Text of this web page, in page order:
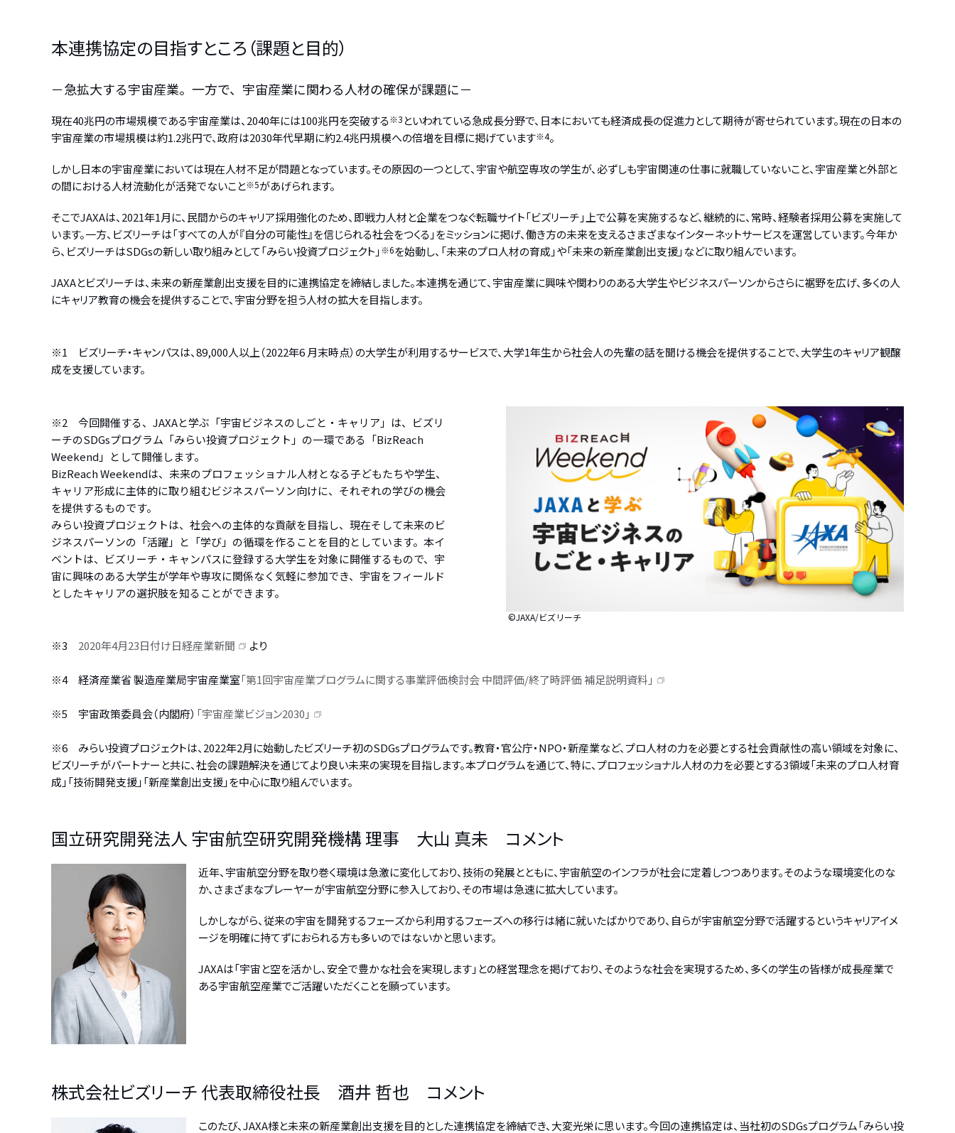
本連携協定の目指すところ（課題と目的）
－急拡大する宇宙産業。一方で、宇宙産業に関わる人材の確保が課題に－
現在40兆円の市場規模である宇宙産業は、2040年には100兆円を突破する※3 といわれている急成長分野で、日本においても経済成長の促進力として期待が寄せられています。現在の日本の
宇宙産業の市場規模は約1.2兆円で、政府は2030年代早期に約2.4兆円規模への倍増を目標に掲げています※4。
しかし日本の宇宙産業においては現在人材不足が問題となっています。その原因の一つとして、宇宙や航空専攻の学生が、必ずしも宇宙関連の仕事に就職していないこと、宇宙産業と外部と
の間における人材流動化が活発でないこと※5があげられます。
そこでJAXAは、2021年1月に、民間からのキャリア採用強化のため、即戦力人材と企業をつなぐ転職サイト「ビズリーチ」上で公募を実施するなど、継続的に、常時、経験者採用公募を実施して
います。一方、ビズリーチは「すべての人が『自分の可能性』を信じられる社会をつくる」をミッションに掲げ、働き方の未来を支えるさまざまなインターネットサービスを運営しています。今年か
ら、ビズリーチはSDGsの新しい取り組みとして「みらい投資プロジェクト」※6を始動し、「未来のプロ人材の育成」や「未来の新産業創出支援」などに取り組んでいます。
JAXAとビズリーチは、未来の新産業創出支援を目的に連携協定を締結しました。本連携を通じて、宇宙産業に興味や関わりのある大学生やビジネスパーソンからさらに裾野を広げ、多くの人
にキャリア教育の機会を提供することで、宇宙分野を担う人材の拡大を目指します。
※1 ビズリーチ・キャンパスは、89,000人以上（2022年6 月末時点）の大学生が利用するサービスで、大学1年生から社会人の先輩の話を聞ける機会を提供することで、大学生のキャリア観醸
成を支援しています。
※2 今回開催する、JAXAと学ぶ「宇宙ビジネスのしごと・キャリア」は、ビズリ
ーチのSDGsプログラム「みらい投資プロジェクト」の一環である「BizReach
Weekend」として開催します。
BizReach Weekendは、未来のプロフェッショナル人材となる子どもたちや学生、
キャリア形成に主体的に取り組むビジネスパーソン向けに、それぞれの学びの機会
を提供するものです。
みらい投資プロジェクトは、社会への主体的な貢献を目指し、現在そして未来のビ
ジネスパーソンの「活躍」と「学び」の循環を作ることを目的としています。本イ
ベントは、ビズリーチ・キャンパスに登録する大学生を対象に開催するもので、宇
宙に興味のある大学生が学年や専攻に関係なく気軽に参加でき、宇宙をフィールド
としたキャリアの選択肢を知ることができます。
©JAXA/ビズリーチ
※3 2020年4月23日付け日経産業新聞 より
※4 経済産業省 製造産業局宇宙産業室「第1回宇宙産業プログラムに関する事業評価検討会 中間評価/終了時評価 補足説明資料」
※5 宇宙政策委員会（内閣府） 「宇宙産業ビジョン2030」
※6 みらい投資プロジェクトは、2022年2月に始動したビズリーチ初のSDGsプログラムです。教育・官公庁・NPO・新産業など、プロ人材の力を必要とする社会貢献性の高い領域を対象に、
ビズリーチがパートナーと共に、社会の課題解決を通じてより良い未来の実現を目指します。本プログラムを通じて、特に、プロフェッショナル人材の力を必要とする3領域「未来のプロ人材育
成」「技術開発支援」「新産業創出支援」を中心に取り組んでいます。
国立研究開発法人 宇宙航空研究開発機構 理事 大山 真未 コメント
近年、宇宙航空分野を取り巻く環境は急激に変化しており、技術の発展とともに、宇宙航空のインフラが社会に定着しつつあります。そのような環境変化のな
か、さまざまなプレーヤーが宇宙航空分野に参入しており、その市場は急速に拡大しています。
しかしながら、従来の宇宙を開発するフェーズから利用するフェーズへの移行は緒に就いたばかりであり、自らが宇宙航空分野で活躍するというキャリアイメ
ージを明確に持てずにおられる方も多いのではないかと思います。
JAXAは「宇宙と空を活かし、安全で豊かな社会を実現します」との経営理念を掲げており、そのような社会を実現するため、多くの学生の皆様が成長産業で
ある宇宙航空産業でご活躍いただくことを願っています。
株式会社ビズリーチ 代表取締役社長 酒井 哲也 コメント
このたび、JAXA様と未来の新産業創出支援を目的とした連携協定を締結でき、大変光栄に思います。今回の連携協定は、当社初のSDGsプログラム「みらい投